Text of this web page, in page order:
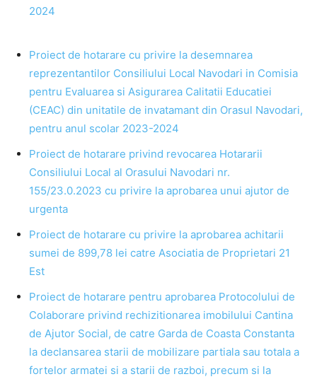
2024
Proiect de hotarare cu privire la desemnarea
reprezentantilor Consiliului Local Navodari in Comisia
pentru Evaluarea si Asigurarea Calitatii Educatiei
(CEAC) din unitatile de invatamant din Orasul Navodari,
pentru anul scolar 2023-2024
Proiect de hotarare privind revocarea Hotararii
Consiliului Local al Orasului Navodari nr.
155/23.0.2023 cu privire la aprobarea unui ajutor de
urgenta
Proiect de hotarare cu privire la aprobarea achitarii
sumei de 899,78 lei catre Asociatia de Proprietari 21
Est
Proiect de hotarare pentru aprobarea Protocolului de
Colaborare privind rechizitionarea imobilului Cantina
de Ajutor Social, de catre Garda de Coasta Constanta
la declansarea starii de mobilizare partiala sau totala a
fortelor armatei si a starii de razboi, precum si la